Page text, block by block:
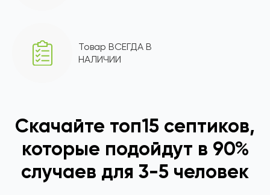
Товар ВСЕГДА В
НАЛИЧИИ
Скачайте топ15 септиков,
которые подойдут в 90%
случаев для 3-5 человек